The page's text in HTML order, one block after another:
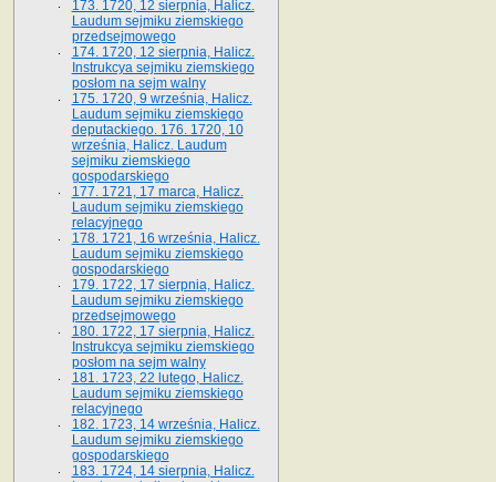
173. 1720, 12 sierpnia, Halicz.
Laudum sejmiku ziemskiego
przedsejmowego
174. 1720, 12 sierpnia, Halicz.
Instrukcya sejmiku ziemskiego
posłom na sejm walny
175. 1720, 9 września, Halicz.
Laudum sejmiku ziemskiego
deputackiego. 176. 1720, 10
września, Halicz. Laudum
sejmiku ziemskiego
gospodarskiego
177. 1721, 17 marca, Halicz.
Laudum sejmiku ziemskiego
relacyjnego
178. 1721, 16 września, Halicz.
Laudum sejmiku ziemskiego
gospodarskiego
179. 1722, 17 sierpnia, Halicz.
Laudum sejmiku ziemskiego
przedsejmowego
180. 1722, 17 sierpnia, Halicz.
Instrukcya sejmiku ziemskiego
posłom na sejm walny
181. 1723, 22 lutego, Halicz.
Laudum sejmiku ziemskiego
relacyjnego
182. 1723, 14 września, Halicz.
Laudum sejmiku ziemskiego
gospodarskiego
183. 1724, 14 sierpnia, Halicz.